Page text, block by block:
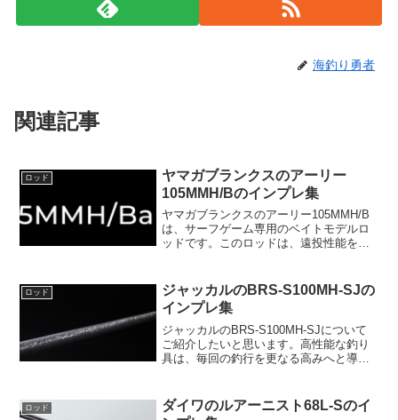
海釣り勇者
関連記事
ロッド
ヤマガブランクスのアーリー
105MMH/Bのインプレ集
ヤマガブランクスのアーリー105MMH/B
は、サーフゲーム専用のベイトモデルロ
ッドです。このロッドは、遠投性能を極
います。長さは全長3175mmで、仕舞寸
法は1625m...
ロッド
ジャッカルのBRS-S100MH-SJの
インプレ集
ジャッカルのBRS-S100MH-SJについて
ご紹介したいと思います。高性能な釣り
具は、毎回の釣行を更なる高みへと導く
ングのスタンダードモデルとして、特に
注目...
ロッド
ダイワのルアーニスト68L-Sのイ